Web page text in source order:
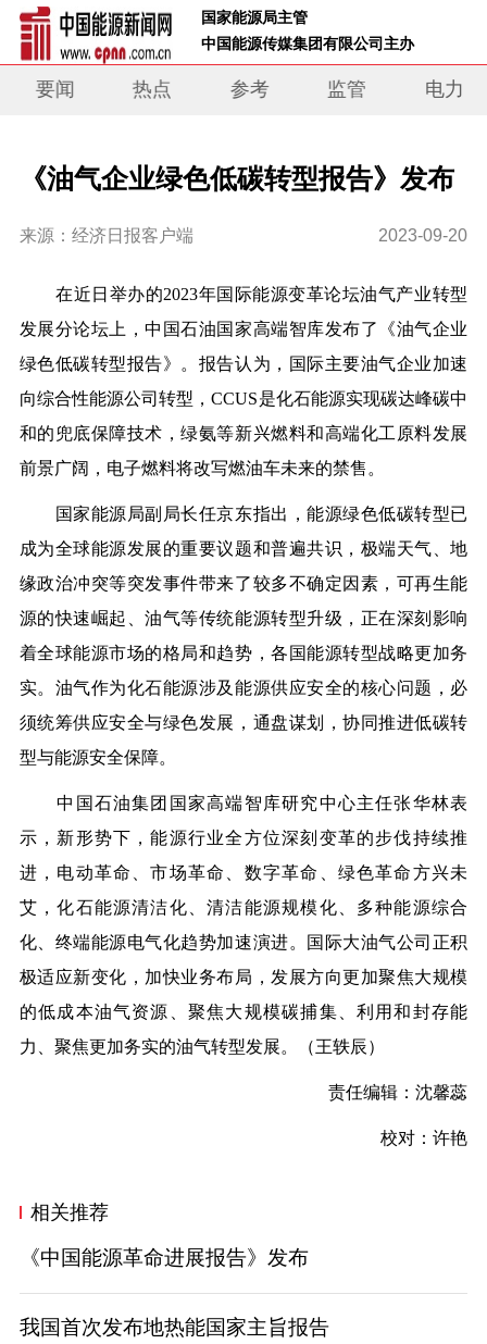
国家能源局主管
中国能源传媒集团有限公司主办
要闻 热点 参考 监管 电力
《油气企业绿色低碳转型报告》发布
来源：经济日报客户端 2023-09-20
在近日举办的2023年国际能源变革论坛油气产业转型
发展分论坛上，中国石油国家高端智库发布了《油气企业
绿色低碳转型报告》。报告认为，国际主要油气企业加速
向综合性能源公司转型，CCUS是化石能源实现碳达峰碳中
和的兜底保障技术，绿氨等新兴燃料和高端化工原料发展
前景广阔，电子燃料将改写燃油车未来的禁售。
国家能源局副局长任京东指出，能源绿色低碳转型已
成为全球能源发展的重要议题和普遍共识，极端天气、地
缘政治冲突等突发事件带来了较多不确定因素，可再生能
源的快速崛起、油气等传统能源转型升级，正在深刻影响
着全球能源市场的格局和趋势，各国能源转型战略更加务
实。油气作为化石能源涉及能源供应安全的核心问题，必
须统筹供应安全与绿色发展，通盘谋划，协同推进低碳转
型与能源安全保障。
中国石油集团国家高端智库研究中心主任张华林表
示，新形势下，能源行业全方位深刻变革的步伐持续推
进，电动革命、市场革命、数字革命、绿色革命方兴未
艾，化石能源清洁化、清洁能源规模化、多种能源综合
化、终端能源电气化趋势加速演进。国际大油气公司正积
极适应新变化，加快业务布局，发展方向更加聚焦大规模
的低成本油气资源、聚焦大规模碳捕集、利用和封存能
力、聚焦更加务实的油气转型发展。（王轶辰）
责任编辑：沈馨蕊
校对：许艳
相关推荐
《中国能源革命进展报告》发布
我国首次发布地热能国家主旨报告